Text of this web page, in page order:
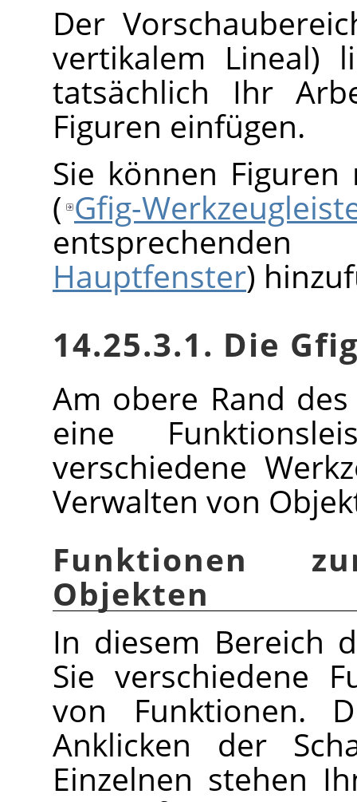
Der
vertikalem Lineal)
tatsächlich Ihr
Figuren einfügen.
Sie können
( Gfig-
Hauptfenster)
14.25.3.1. Die
Am obere Rand
eine
verschiedene
Verwalten von
Funktionen
Objekten
In diesem Bereich
Sie verschiedene
von Funktionen.
Anklicken der
Einzelnen stehen